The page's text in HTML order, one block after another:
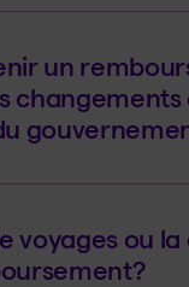
un
voyages ou